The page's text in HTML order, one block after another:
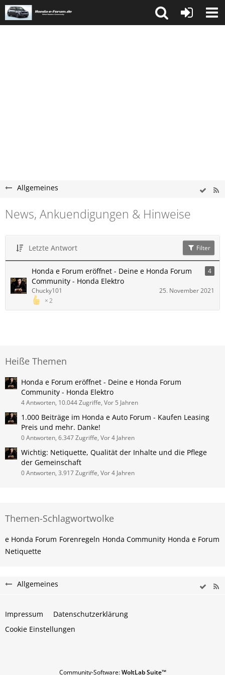
Allgemeines
News, Ankuendigungen & Hinweise
Letzte Antwort Filter
Honda e Forum eröffnet - Deine e Honda Forum
Community - Honda Elektro
4
2
Chucky101 25. November 2021
Heiße Themen
Honda e Forum eröffnet - Deine e Honda Forum
Community - Honda Elektro
4 Antworten, 10.044 Zugriffe, Vor 5 Jahren
1.000 Beiträge im Honda e Auto Forum - Kaufen Leasing
Preis und mehr. Danke!
0 Antworten, 6.347 Zugriffe, Vor 4 Jahren
Wichtig: Netiquette, Qualität der Inhalte und die Pflege
der Gemeinschaft
0 Antworten, 3.917 Zugriffe, Vor 4 Jahren
Themen-Schlagwortwolke
e Honda Forum Forenregeln Honda Community Honda e Forum
Netiquette
Allgemeines
Impressum
Datenschutzerklärung
Cookie Einstellungen
Community-Software:WoltLab Suite™